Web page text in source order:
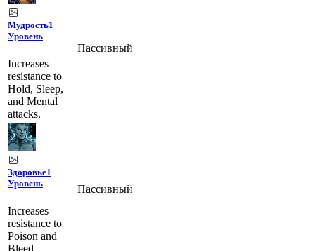
Мудрость1
Уровень
Increases
resistance to
Hold, Sleep,
and Mental
attacks.
Пассивный
Здоровье1
Уровень
Increases
resistance to
Poison and
Bleed.
Пассивный